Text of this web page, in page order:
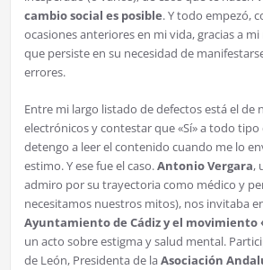
cambio social es posible. Y todo empezó,
ocasiones anteriores en mi vida, gracias a
que persiste en su necesidad de
errores.
Entre mi largo listado de defectos está el de
electrónicos y contestar que «Sí» a todo
detengo a leer el contenido cuando me lo
estimo. Y ese fue el caso.Antonio Vergara,
admiro por su trayectoria como médico y
necesitamos nuestros mitos), nos invitaba
Ayuntamiento de Cádiz y el movimiento
un acto sobre estigma y salud mental.
de León, Presidenta de laAsociación